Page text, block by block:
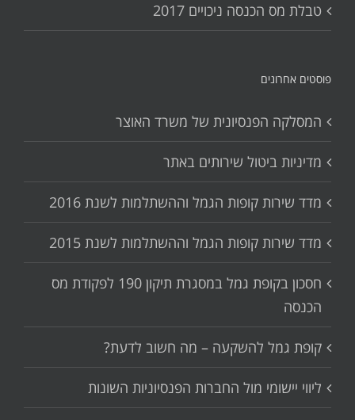
טבלת מס הכנסה ניכויים 2017
פוסטים אחרונים
המסלקה הפנסיונית של משרד האוצר
מדיניות ביטול שירותים באתר
מדד שירות קופות הגמל וההשתלמות לשנת 2016
מדד שירות קופות הגמל וההשתלמות לשנת 2015
חסכון בקופת גמל במסגרת תיקון 190 לפקודת מס
הכנסה
קופת גמל להשקעה – מה חשוב לדעת?
ליווי יישומי מול החברות הפנסיוניות השונות